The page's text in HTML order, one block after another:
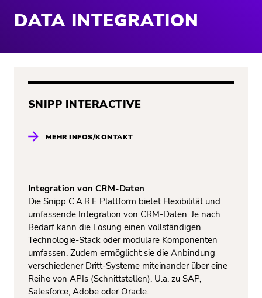
DATA INTEGRATION
SNIPP INTERACTIVE
MEHR INFOS/KONTAKT
Integration von CRM-Daten
Die Snipp C.A.R.E Plattform bietet Flexibilität und
umfassende Integration von CRM-Daten. Je nach
Bedarf kann die Lösung einen vollständigen
Technologie-Stack oder modulare Komponenten
umfassen. Zudem ermöglicht sie die Anbindung
verschiedener Dritt-Systeme miteinander über eine
Reihe von APIs (Schnittstellen). U.a. zu SAP,
Salesforce, Adobe oder Oracle.